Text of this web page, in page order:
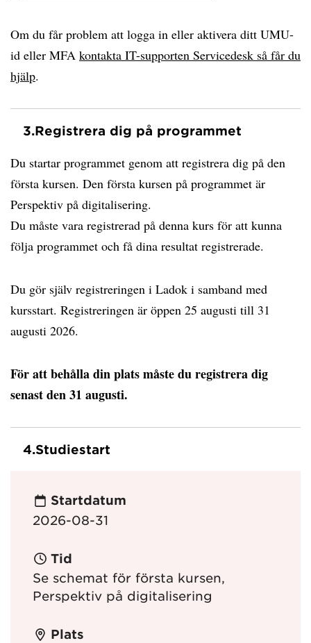
Om du får problem att logga in eller aktivera ditt UMU-
id eller MFA kontakta IT-supporten Servicedesk så får du
hjälp.
3.Registrera dig på programmet
Du startar programmet genom att registrera dig på den
första kursen. Den första kursen på programmet är
Perspektiv på digitalisering.
Du måste vara registrerad på denna kurs för att kunna
följa programmet och få dina resultat registrerade.
Du gör själv registreringen i Ladok i samband med
kursstart. Registreringen är öppen 25 augusti till 31
augusti 2026.
För att behålla din plats måste du registrera dig
senast den 31 augusti.
4.Studiestart
Startdatum
2026-08-31
Tid
Se schemat för första kursen,
Perspektiv på digitalisering
Plats